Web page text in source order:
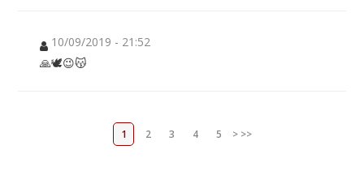
10/09/2019 - 21:52
🙏🕊😉😽
1 2 3 4 5 > >>